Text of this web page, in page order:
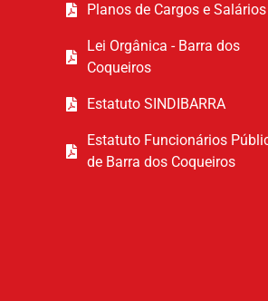
Planos de Cargos e Salários
Lei Orgânica - Barra dos
Coqueiros
Estatuto SINDIBARRA
Estatuto Funcionários
de Barra dos Coqueiros